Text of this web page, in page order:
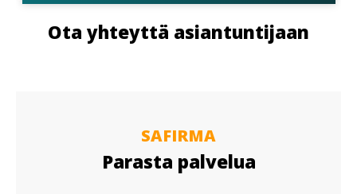
Ota yhteyttä asiantuntijaan
SAFIRMA
Parasta palvelua